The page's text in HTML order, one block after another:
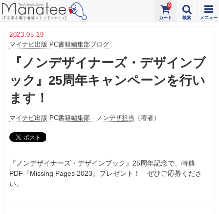
0
2023.05.19
マイナビ出版 PC書籍編集部ブログ
『ノンデザイナーズ・デザインブ
ック』25周年キャンペーンを行い
ます！
マイナビ出版 PC書籍編集部 ノンデザ担当 （著者）
『ノンデザイナーズ・デザインブック』25周年記念で、特典
PDF『Missing Pages 2023』プレゼント！ ぜひご応募くださ
い。